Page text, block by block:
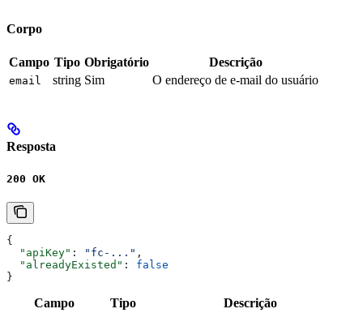
Corpo
Campo Tipo Obrigatório Descrição
email string Sim O endereço de e-mail do usuário
Resposta
200 OK
{
  "apiKey"
: "fc-..." ,
  "alreadyExisted"
: false
}
Campo Tipo Descrição